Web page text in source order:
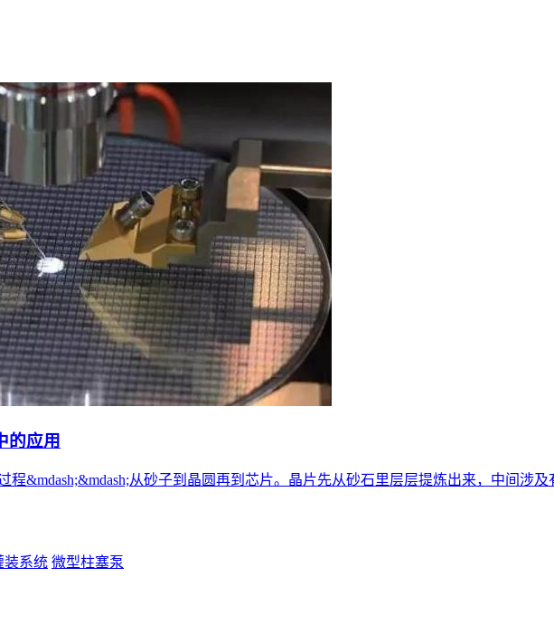
的应用
&mdash;&mdash;从砂子到晶圆再到芯片。晶片先从砂石里层层提炼出来，中间涉及
装系统 微型柱塞泵